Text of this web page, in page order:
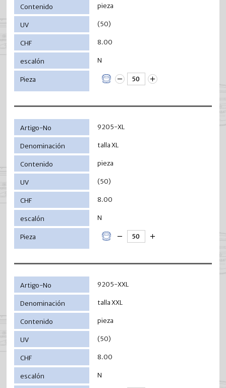
pieza
(50)
8.00
N
9205-XL
talla XL
pieza
(50)
8.00
N
9205-XXL
talla XXL
pieza
(50)
8.00
N